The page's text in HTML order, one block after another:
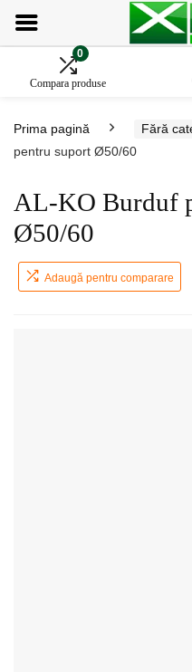
0
Compara produse
Prima pagină Fără
pentru suport Ø50/60
AL-KO Burduf pentru suport
Ø50/60
Adaugă pentru comparare